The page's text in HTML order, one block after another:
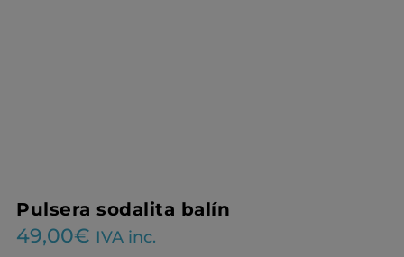
Pulsera sodalita balín
49,00€ IVA inc.